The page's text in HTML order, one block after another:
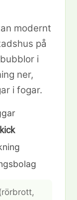
modernt
på
i
ner,
i fogar.